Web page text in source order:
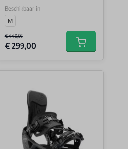
Beschikbaar in
M
€ 449,95
€ 299,00 Add to cart